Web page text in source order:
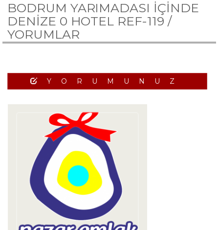
BODRUM YARIMADASI İÇİNDE
DENİZE 0 HOTEL REF-119 /
YORUMLAR
YORUMUNUZ